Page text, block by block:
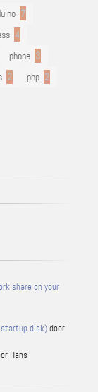
7
4
iphone 3
2 php 2
share on your
disk)door
Hans